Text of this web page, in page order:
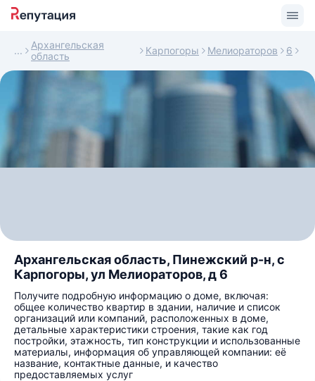
Архангельская
область
Карпогоры Мелиораторов 6
Архангельская область, Пинежский р-н, с
Карпогоры, ул Мелиораторов, д 6
Получите подробную информацию о доме, включая:
общее количество квартир в здании, наличие и список
организаций или компаний, расположенных в доме,
детальные характеристики строения, такие как год
постройки, этажность, тип конструкции и использованные
материалы, информация об управляющей компании: её
название, контактные данные, и качество
предоставляемых услуг